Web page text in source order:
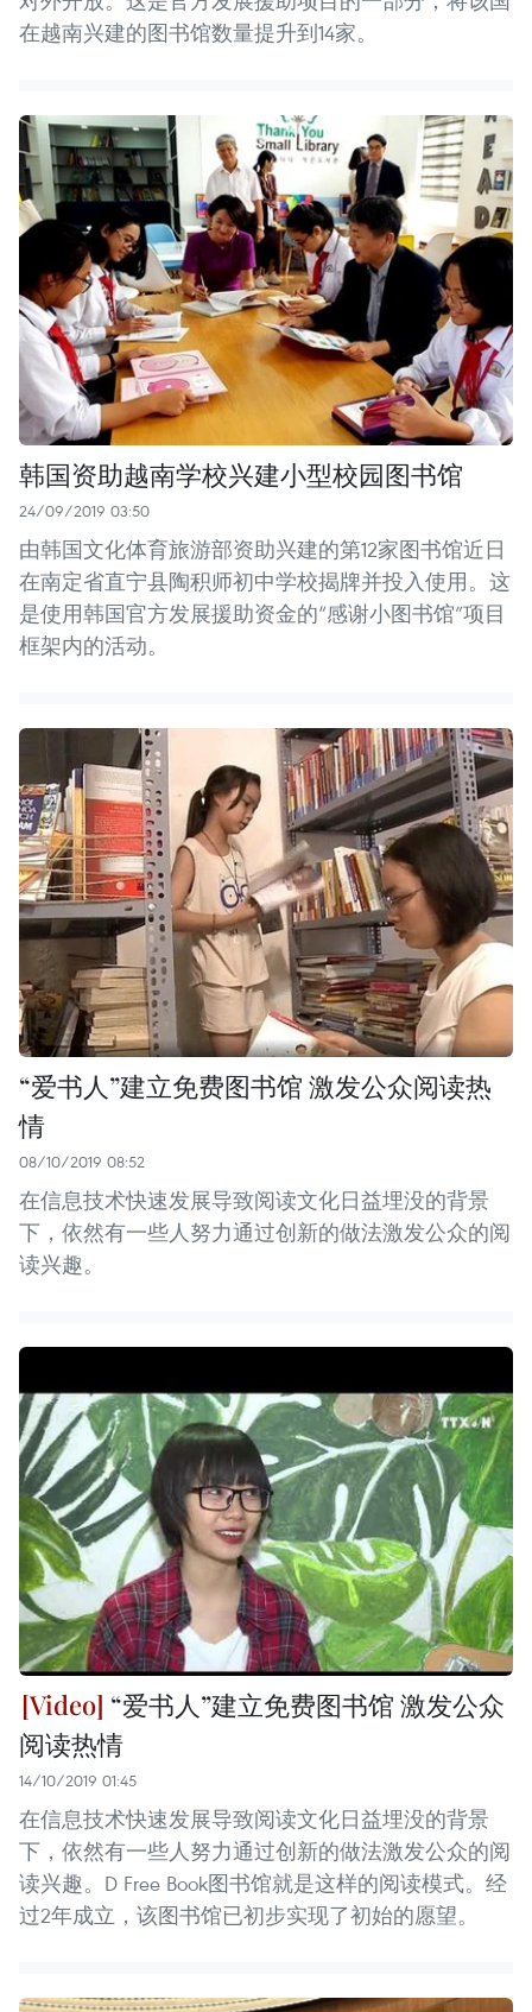
在越南兴建的图书馆数量提升到14家。
韩国资助越南学校兴建小型校园图书馆
24/09/2019 03:50
由韩国文化体育旅游部资助兴建的第12家图书馆近日
在南定省直宁县陶积师初中学校揭牌并投入使用。这
是使用韩国官方发展援助资金的“感谢小图书馆”项目
框架内的活动。
“爱书人”建立免费图书馆 激发公众阅读热
情
08/10/2019 08:52
在信息技术快速发展导致阅读文化日益埋没的背景
下，依然有一些人努力通过创新的做法激发公众的阅
读兴趣。
“爱书人”建立免费图书馆 激发公众
阅读热情
14/10/2019 01:45
在信息技术快速发展导致阅读文化日益埋没的背景
下，依然有一些人努力通过创新的做法激发公众的阅
读兴趣。D Free Book图书馆就是这样的阅读模式。经
过2年成立，该图书馆已初步实现了初始的愿望。